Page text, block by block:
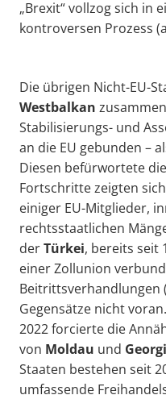
„Brexit“ vollzog sich in
kontroversen Prozess
Die übrigen Nicht-EU-
Westbalkan
Stabilisierungs- und
an die EU gebunden –
Diesen befürwortete
Fortschritte zeigten
einiger EU-Mitglieder,
rechtsstaatlichen
derTürkei, bereits seit
einer Zollunion
Beitrittsverhandlungen
Gegensätze nicht
2022 forcierte die
von Moldau und
Staaten bestehen seit
umfassende